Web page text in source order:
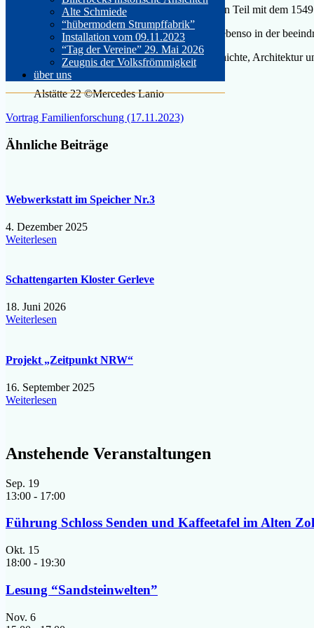
Alte Schmiede
“hübermodern Strumpffabrik”
Installation vom 09.11.2023
“Tag der Vereine” 29. Mai 2026
Zeugnis der Volksfrömmigkeit
über uns
Die jüngere Burg Hameren-Schilder im westlichen Teil mit dem
Zudem gibt es gegenüberliegend auf dem Areal, ebenso in der
Im Bewusstsein dessen, dass dieser Ort der Geschichte,
Alstätte 22 ©Mercedes Lanio
Beitragsnavigation
Vortrag Familienforschung (17.11.2023)
Ähnliche Beiträge
Webwerkstatt im Speicher Nr.3
4. Dezember 2025
Weiterlesen
Schattengarten Kloster Gerleve
18. Juni 2026
Weiterlesen
Projekt „Zeitpunkt NRW“
16. September 2025
Weiterlesen
Anstehende Veranstaltungen
Sep. 19
13:00 - 17:00
Führung Schloss Senden und Kaffeetafel im Alten
Okt. 15
18:00 - 19:30
Lesung “Sandsteinwelten”
Nov. 6